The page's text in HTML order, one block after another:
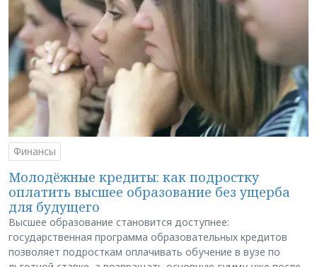
Финансы
Молодёжные кредиты: как подростку
оплатить высшее образование без ущерба
для будущего
Высшее образование становится доступнее:
государственная программа образовательных кредитов
позволяет подросткам оплачивать обучение в вузе по